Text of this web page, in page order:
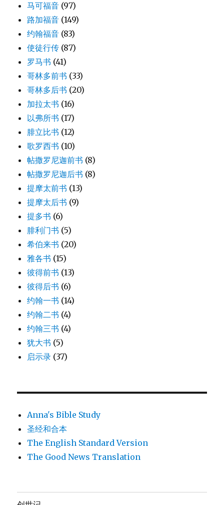
马可福音 (97)
路加福音 (149)
约翰福音 (83)
使徒行传 (87)
罗马书 (41)
哥林多前书 (33)
哥林多后书 (20)
加拉太书 (16)
以弗所书 (17)
腓立比书 (12)
歌罗西书 (10)
帖撒罗尼迦前书 (8)
帖撒罗尼迦后书 (8)
提摩太前书 (13)
提摩太后书 (9)
提多书 (6)
腓利门书 (5)
希伯来书 (20)
雅各书 (15)
彼得前书 (13)
彼得后书 (6)
约翰一书 (14)
约翰二书 (4)
约翰三书 (4)
犹大书 (5)
启示录 (37)
Anna's Bible Study
圣经和合本
The English Standard Version
The Good News Translation